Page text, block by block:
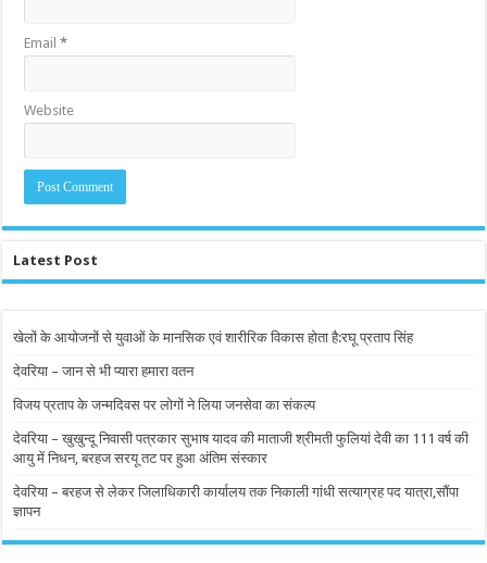
Email*
Website
Latest Post
खेलों के आयोजनों से युवाओं के मानसिक एवं शारीरिक विकास होता है:रघू प्रताप सिंह
देवरिया – जान से भी प्यारा हमारा वतन
विजय प्रताप के जन्मदिवस पर लोगों ने लिया जनसेवा का संकल्प
देवरिया – खुखुन्दू निवासी पत्रकार सुभाष यादव की माताजी श्रीमती फुलियां देवी का 111 वर्ष की
आयु में निधन, बरहज सरयू तट पर हुआ अंतिम संस्कार
देवरिया – बरहज से लेकर जिलाधिकारी कार्यालय तक निकाली गांधी सत्याग्रह पद यात्रा,सौंपा
ज्ञापन